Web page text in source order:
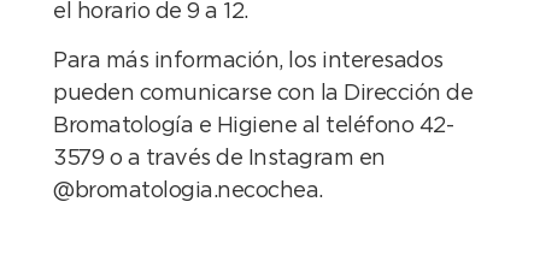
el horario de 9 a 12.
Para más información, los interesados
pueden comunicarse con la Dirección de
Bromatología e Higiene al teléfono 42-
3579 o a través de Instagram en
@bromatologia.necochea.